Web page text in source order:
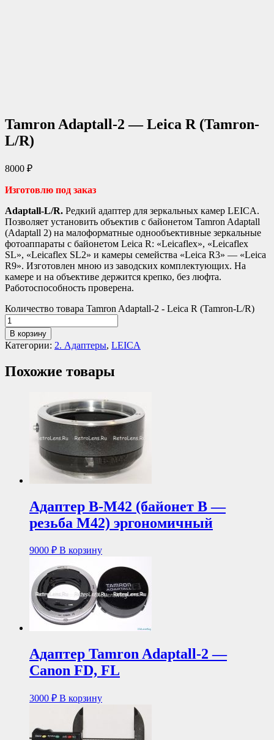
Tamron Adaptall-2 — Leica R (Tamron-
L/R)
8000 ₽
Изготовлю под заказ
Adaptall-L/R. Редкий адаптер для зеркальных камер LEICA.
Позволяет установить объектив с байонетом Tamron Adaptall
(Adaptall 2) на малоформатные однообъективные зеркальные
фотоаппараты с байонетом Leica R: «Leicaflex», «Leicaflex
SL», «Leicaflex SL2» и камеры семейства «Leica R3» — «Leica
R9». Изготовлен мною из заводских комплектующих. На
камере и на объективе держится крепко, без люфта.
Работоспособность проверена.
Количество товара Tamron Adaptall-2 - Leica R (Tamron-L/R)
В корзину
Категории: 2. Адаптеры, LEICA
Похожие товары
Адаптер В-М42 (байонет В —
резьба М42) эргономичный
9000 ₽ В корзину
Адаптер Tamron Adaptall-2 —
Canon FD, FL
3000 ₽ В корзину